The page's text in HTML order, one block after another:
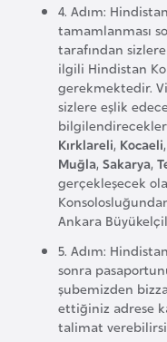
4. Adım:
tamamlanması
tarafından
ilgili Hindistan
gerekmektedir.
sizlere eşlik
Kırklareli, Kocaeli,
Muğla, Sakarya,
gerçekleşecek
Ankara
5. Adım:
sonra
şubemizden
ettiğiniz adrese
talimat
m